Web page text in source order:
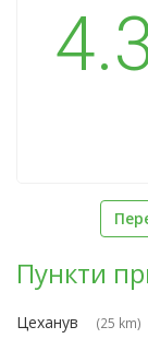
Пункти
Цеханув (25 km)